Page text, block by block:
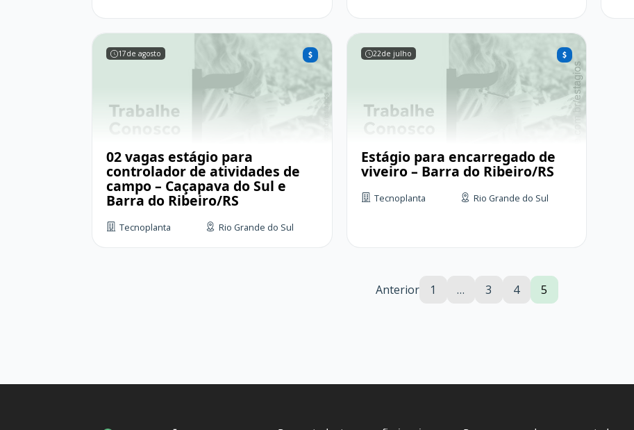
17de agosto
02 vagas estágio para
controlador de atividades de
campo – Caçapava do Sul e
Barra do Ribeiro/RS
Tecnoplanta Rio Grande do Sul
22de julho
Estágio para encarregado de
viveiro – Barra do Ribeiro/RS
Tecnoplanta Rio Grande do Sul
Anterior 1 … 3 4 5